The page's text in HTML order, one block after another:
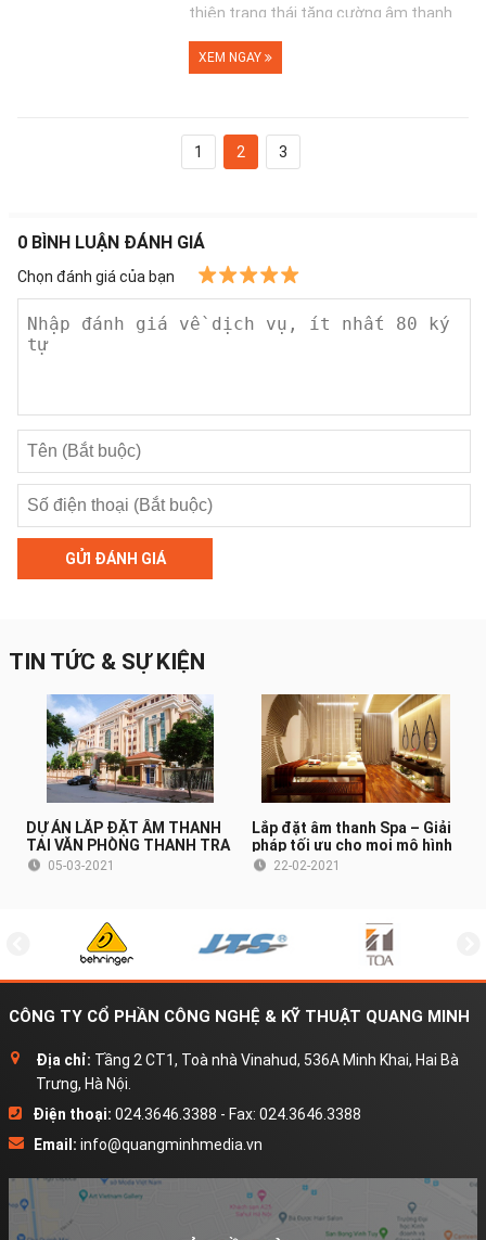
thiện trạng thái tăng cường âm thanh
XEM NGAY
1 2 3
0 BÌNH LUẬN ĐÁNH GIÁ
Chọn đánh giá của bạn
GỬI ĐÁNH GIÁ
TIN TỨC & SỰ KIỆN
DỰ ÁN LẮP ĐẶT ÂM THANH
TẠI VĂN PHÒNG THANH TRA
CHÍNH PHỦ (HÀ NỘI)
05-03-2021
Lắp đặt âm thanh Spa – Giải
pháp tối ưu cho mọi mô hình
Spa22-02-2021
CÔNG TY CỔ PHẦN CÔNG NGHỆ & KỸ THUẬT QUANG MINH
Địa chỉ: Tầng 2 CT1, Toà nhà Vinahud, 536A Minh Khai, Hai Bà
Trưng, Hà Nội.
Điện thoại: 024.3646.3388 - Fax: 024.3646.3388
Email: info@quangminhmedia.vn